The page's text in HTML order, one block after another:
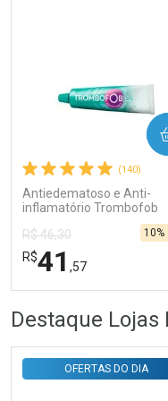
Comprar sem Desconto
Por R$ 143,94/cada
Comprar sem Desconto
Por R$ 143,94/cada
(140)
Antiedematoso e Anti-
inflamatório Trombofob
R$ 46,30
R$41 ,57
10%
COMPRAR
Laboratório
Por Menos
Destaque Lojas
OFERTAS DO DIA